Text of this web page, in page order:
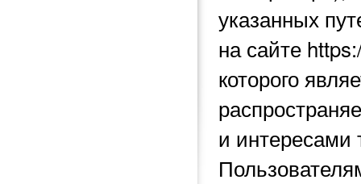
указанных
на сайте
которого
и